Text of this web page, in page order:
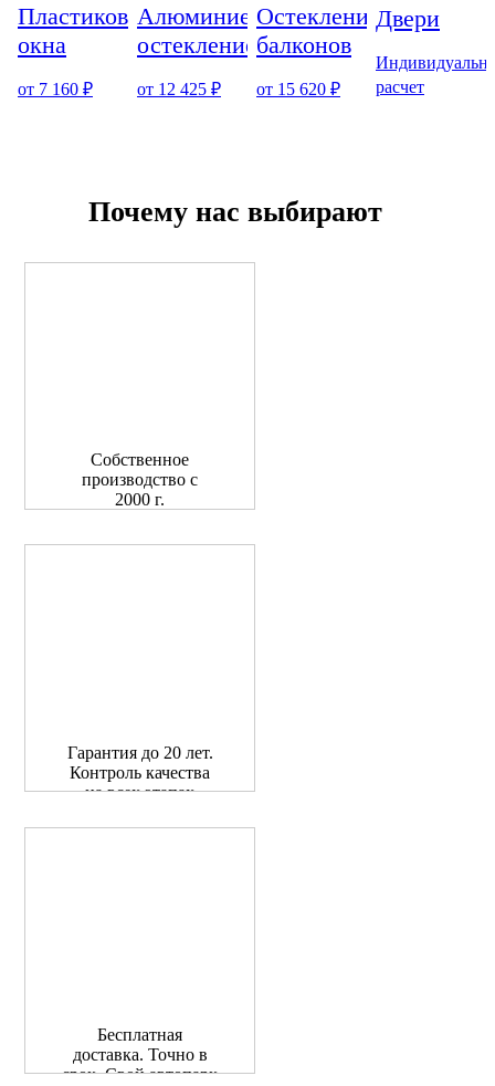
Пластиковые
окна
от 7 160 ₽
Алюминиевое
остекление
от 12 425 ₽
Остекление
балконов
от 15 620 ₽
Двери
расчет
Почему нас выбирают
Собственное
производство с
2000 г.
Гарантия до 20 лет.
Контроль качества
на всех этапах
Бесплатная
доставка. Точно в
срок. Свой автопарк